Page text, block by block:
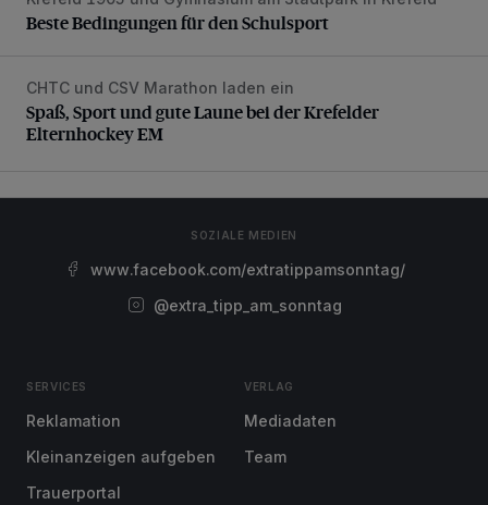
Beste Bedingungen für den Schulsport
Spaß, Sport und gute Laune bei der Krefelder
CHTC und CSV Marathon laden ein
Spaß, Sport und gute Laune bei der Krefelder
Elternhockey EM
SOZIALE MEDIEN
www.facebook.com/extratippamsonntag/
@extra_tipp_am_sonntag
SERVICES
Reklamation
Kleinanzeigen aufgeben
Trauerportal
VERLAG
Mediadaten
Team